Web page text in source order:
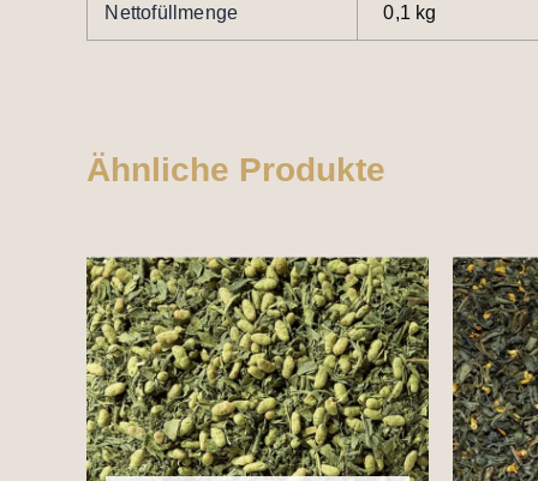
Nettofüllmenge 0,1 kg
Ähnliche Produkte